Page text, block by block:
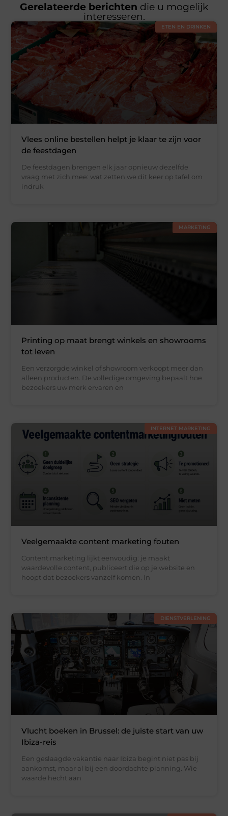
Gerelateerde berichten die u mogelijk
interesseren.
ETEN EN DRINKEN
Vlees online bestellen helpt je klaar te zijn voor
de feestdagen
De feestdagen brengen elk jaar opnieuw dezelfde
vraag met zich mee: wat zetten we dit keer op tafel om
indruk
MARKETING
Printing op maat brengt winkels en showrooms
tot leven
Een verzorgde winkel of showroom verkoopt meer dan
alleen producten. De volledige omgeving bepaalt hoe
bezoekers uw merk ervaren en
INTERNET MARKETING
Veelgemaakte content marketing fouten
Content marketing lijkt eenvoudig: je maakt
waardevolle content, publiceert die op je website en
hoopt dat bezoekers vanzelf komen. In
DIENSTVERLENING
Vlucht boeken in Brussel: de juiste start van uw
Ibiza-reis
Een geslaagde vakantie naar Ibiza begint niet pas bij
aankomst, maar al bij een doordachte planning. Wie
waarde hecht aan